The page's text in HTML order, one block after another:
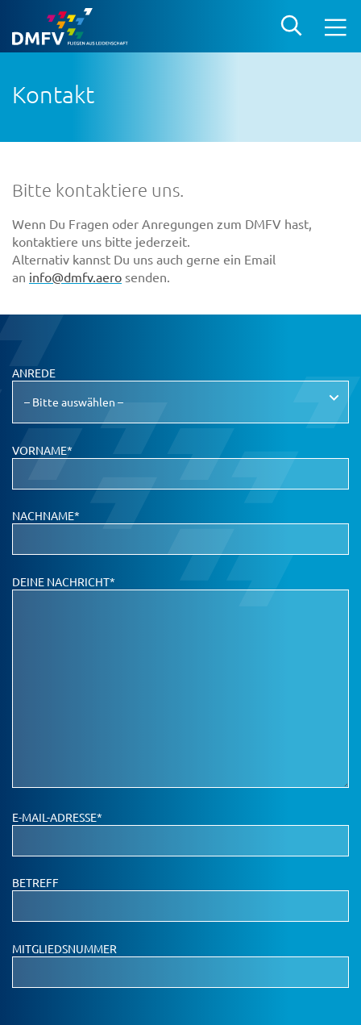
Kontakt
Bitte kontaktiere uns.
Wenn Du Fragen oder Anregungen zum DMFV hast,
kontaktiere uns bitte jederzeit.
Alternativ kannst Du uns auch gerne ein Email
an info@dmfv.aero senden.
ANREDE
VORNAME*
NACHNAME*
DEINE NACHRICHT*
E-MAIL-ADRESSE*
BETREFF
MITGLIEDSNUMMER